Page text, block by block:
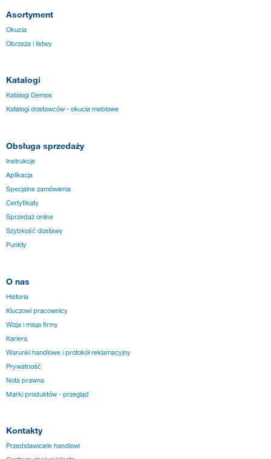
Asortyment
Okucia
Obrzeża i listwy
Katalogi
Katalogi Demos
Katalogi dostawców - okucia meblowe
Obsługa sprzedaży
Instrukcje
Aplikacja
Specjalne zamówienia
Certyfikaty
Sprzedaż online
Szybkość dostawy
Punkty
O nas
Historia
Kluczowi pracownicy
Wizja i misja firmy
Kariera
Warunki handlowe i protokół reklamacyjny
Prywatność
Nota prawna
Marki produktów - przegląd
Kontakty
Przedstawiciele handlowi